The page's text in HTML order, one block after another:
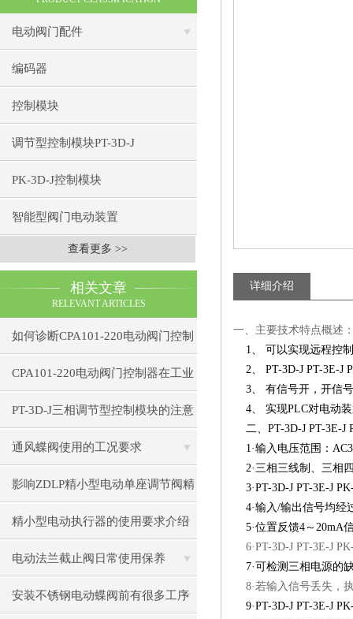
电动阀门配件
编码器
控制模块
调节型控制模块PT-3D-J
PK-3D-J控制模块
智能型阀门电动装置
查看更多 >>
相关文章
RELEVANT ARTICLES
如何诊断CPA101-220电动阀门控制
器的通信故障？
CPA101-220电动阀门控制器在工业
自动化中的应用
PT-3D-J三相调节型控制模块的注意
事项
通风蝶阀使用的工况要求
影响ZDLP精小型电动单座调节阀精
度的因素
精小型电动执行器的使用要求介绍
电动法兰截止阀日常使用保养
安装不锈钢电动蝶阀前有很多工序
详细介绍
一、主要技术特点概述
1、 可以实现远程控
2、 PT-3D-J PT-3E-J
3、 有信号开，开信
4、 实现PLC对电动
二、PT-3D-J PT-3E-J
1·输入电压范围：
2·三相三线制、三相
3·PT-3D-J PT-3E-J
4·输入/输出信号均经
5·位置反馈4～20mA
6·PT-3D-J PT-3E-J
7·可检测三相电源的
8·若输入信号丢失，
9·PT-3D-J PT-3E-J